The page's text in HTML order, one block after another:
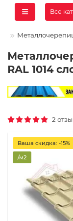
Все
RAL 1014
2
Ваша скидка: -15%
/м2